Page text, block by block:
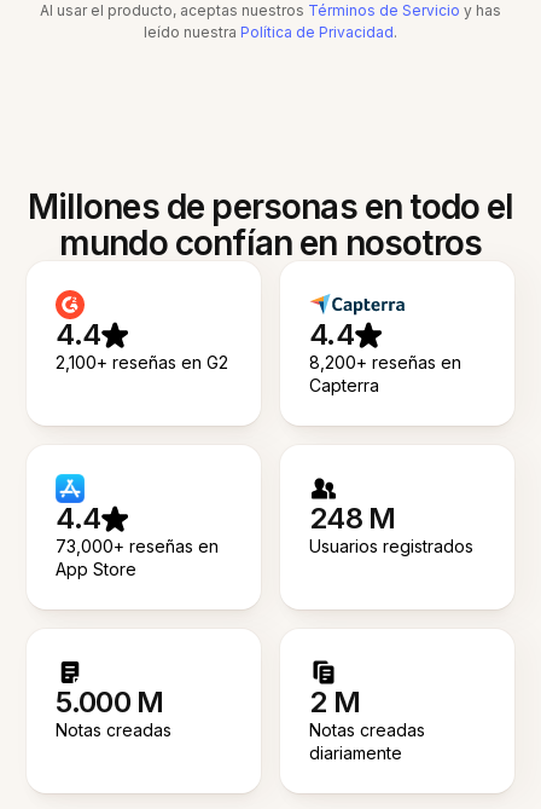
Al usar el producto, aceptas nuestros Términos de Servicio y has
leído nuestra Política de Privacidad.
Millones de personas en todo el
mundo confían en nosotros
4.4
2,100+ reseñas en G2
4.4
8,200+ reseñas en
Capterra
4.4
73,000+ reseñas en
App Store
248 M
Usuarios registrados
5.000 M
Notas creadas
2 M
Notas creadas
diariamente